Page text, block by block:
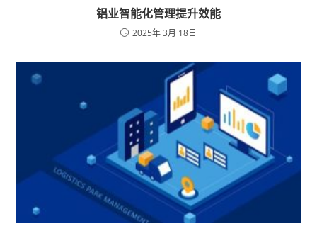
铝业智能化管理提升效能
2025年 3月 18日